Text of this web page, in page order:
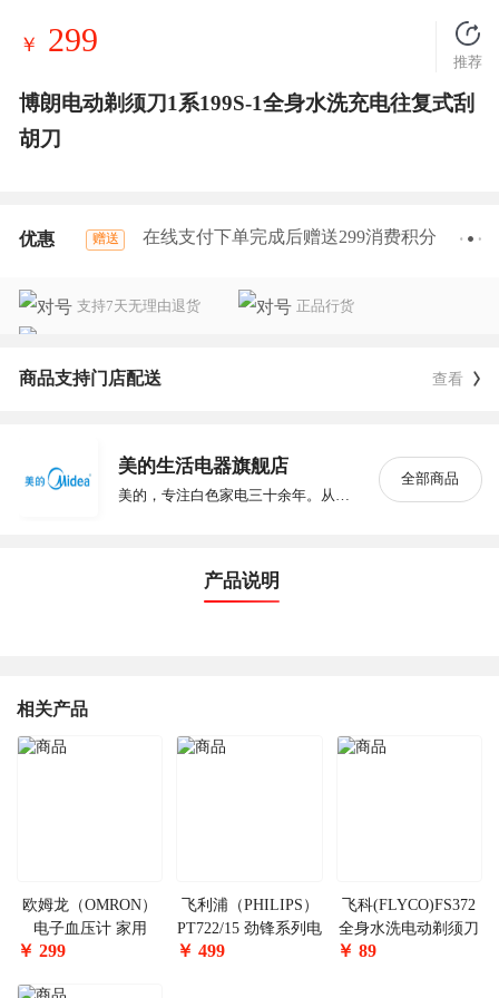
￥ 299
推荐
博朗电动剃须刀1系199S-1全身水洗充电往复式刮
胡刀
优惠 赠送 在线支付下单完成后赠送299消费积分
支持7天无理由退货 正品行货
商品支持门店配送 查看
美的生活电器旗舰店
全部商品
产品说明
相关产品
欧姆龙（OMRON）
电子血压计 家用
HEM-7051（上臂
￥ 299
飞利浦（PHILIPS）
PT722/15 劲锋系列电
动剃须刀
￥ 499
飞科(FLYCO)FS372
全身水洗电动剃须刀
￥ 89